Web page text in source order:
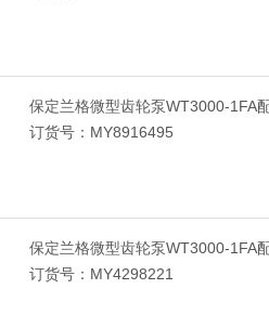
保定兰格微型齿轮泵WT3000-1FA
订货号：MY8916495
保定兰格微型齿轮泵WT3000-1FA
订货号：MY4298221